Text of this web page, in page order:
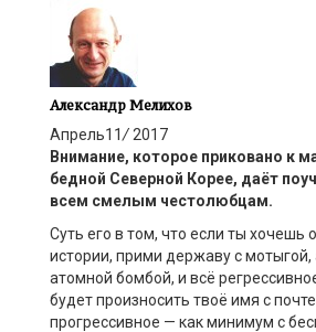
Александр Мелихов
Апрель11/ 2017
Внимание, которое приковано к
бедной Северной Корее, даёт
всем смелым честолюбцам.
Суть его в том, что если ты хочешь
истории, прими державу с мотыгой,
атомной бомбой, и всё
будет произносить твоё имя с
прогрессивное — как минимум с